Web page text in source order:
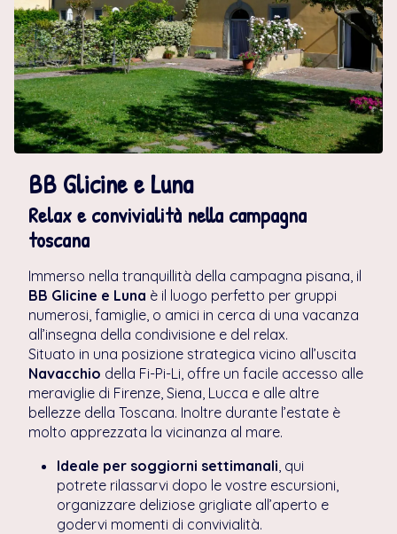
BB Glicine e Luna
Relax e convivialità nella campagna
toscana
Immerso nella tranquillità della campagna pisana, il
BB Glicine e Luna è il luogo perfetto per gruppi
numerosi, famiglie, o amici in cerca di una vacanza
all’insegna della condivisione e del relax.
Situato in una posizione strategica vicino all’uscita
Navacchio della Fi-Pi-Li, offre un facile accesso alle
meraviglie di Firenze, Siena, Lucca e alle altre
bellezze della Toscana. Inoltre durante l’estate è
molto apprezzata la vicinanza al mare.
Ideale per soggiorni settimanali , qui
potrete rilassarvi dopo le vostre escursioni,
organizzare deliziose grigliate all’aperto e
godervi momenti di convivialità.